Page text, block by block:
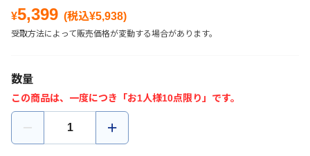
¥5,399 (税込¥5,938)
受取方法によって販売価格が変動する場合があります。
数量
この商品は、一度につき「お1人様10点限り」です。